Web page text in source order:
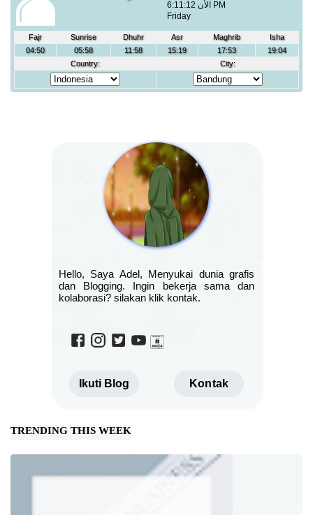
Hello, Saya Adel, Menyukai dunia grafis
dan Blogging. Ingin bekerja sama dan
kolaborasi? silakan klik kontak.
Ikuti Blog Kontak
TRENDING THIS WEEK